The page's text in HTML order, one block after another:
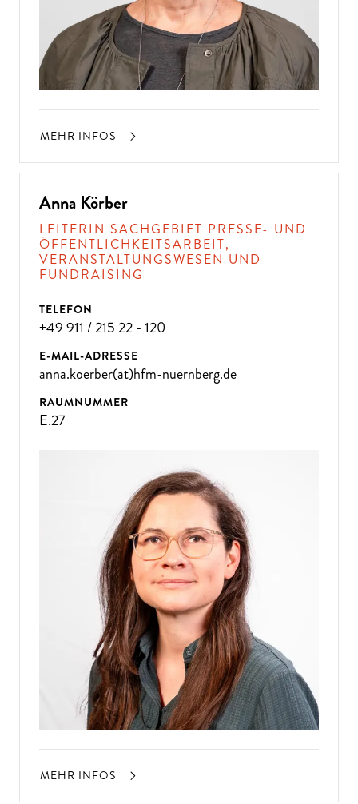
MEHR INFOS
Anna Körber
LEITERIN SACHGEBIET PRESSE- UND
ÖFFENTLICHKEITSARBEIT,
VERANSTALTUNGSWESEN UND
FUNDRAISING
TELEFON
+49 911 / 215 22 - 120
E-MAIL-ADRESSE
anna.koerber(at)hfm-nuernberg.de
RAUMNUMMER
E.27
MEHR INFOS